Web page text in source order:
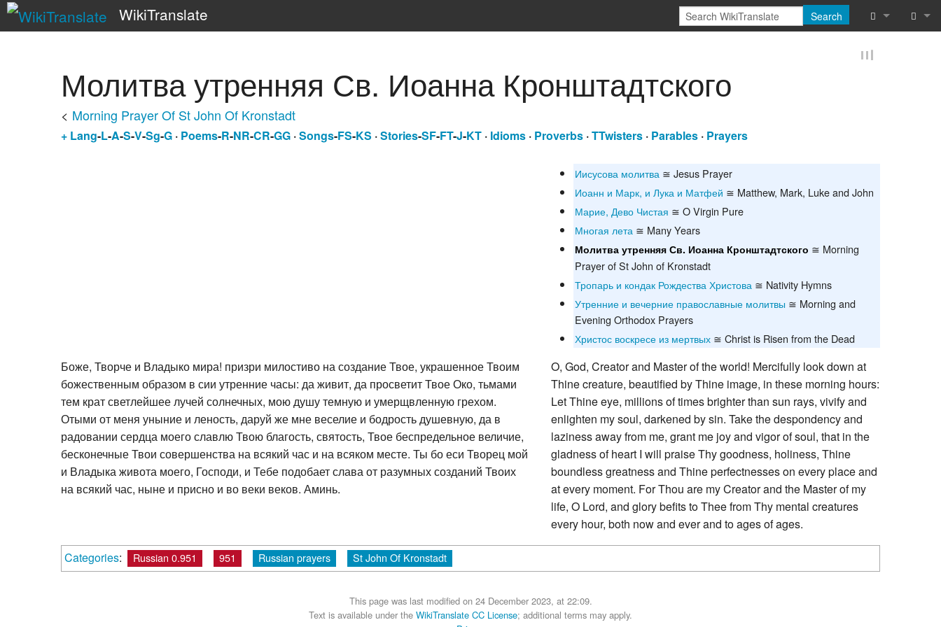
WikiTranslate Search
Молитва утренняя Св. Иоанна Кронштадтского
< Morning Prayer Of St John Of Kronstadt
+ Lang-L-A-S-V-Sg-G · Poems-R-NR-CR-GG ·Songs-FS-KS ·Stories-SF-FT-J-KT · Idioms · Proverbs ·TTwisters · Parables · Prayers
Иисусова молитва ≅ Jesus Prayer
Иоанн и Марк, и Лука и Матфей ≅ Matthew, Mark, Luke and John
Марие, Дево Чистая ≅ O Virgin Pure
Многая лета ≅ Many Years
Молитва утренняя Св. Иоанна Кронштадтского ≅ Morning
Prayer of St John of Kronstadt
Тропарь и кондак Рождества Христова ≅ Nativity Hymns
Утренние и вечерние православные молитвы ≅ Morning and
Evening Orthodox Prayers
Христос воскресе из мертвых ≅ Christ is Risen from the Dead
Боже, Творче и Владыко мира! призри милостиво на создание Твое, украшенное Твоим
божественным образом в сии утренние часы: да живит, да просветит Твое Око, тьмами
тем крат светлейшее лучей солнечных, мою душу темную и умерщвленную грехом.
Отыми от меня уныние и леность, даруй же мне веселие и бодрость душевную, да в
радовании сердца моего славлю Твою благость, святость, Твое беспредельное величие,
бесконечные Твои совершенства на всякий час и на всяком месте. Ты бо еси Творец мой
и Владыка живота моего, Господи, и Тебе подобает слава от разумных созданий Твоих
на всякий час, ныне и присно и во веки веков. Аминь.
O, God, Creator and Master of the world! Mercifully look down at
Thine creature, beautified by Thine image, in these morning hours:
Let Thine eye, millions of times brighter than sun rays, vivify and
enlighten my soul, darkened by sin. Take the despondency and
laziness away from me, grant me joy and vigor of soul, that in the
gladness of heart I will praise Thy goodness, holiness, Thine
boundless greatness and Thine perfectnesses on every place and
at every moment. For Thou are my Creator and the Master of my
life, O Lord, and glory befits to Thee from Thy mental creatures
every hour, both now and ever and to ages of ages.
Categories: Russian 0.951 951 Russian prayers St John Of Kronstadt
This page was last modified on 24 December 2023, at 22:09.
Text is available under the WikiTranslate CC License; additional terms may apply.